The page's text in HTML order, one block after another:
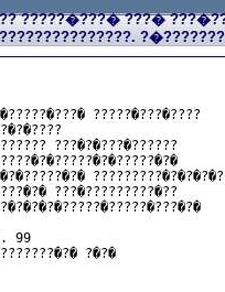
?????�???� ???�
?????�???�????
???�?�???�??????
???�?????????�??
99
?�?�